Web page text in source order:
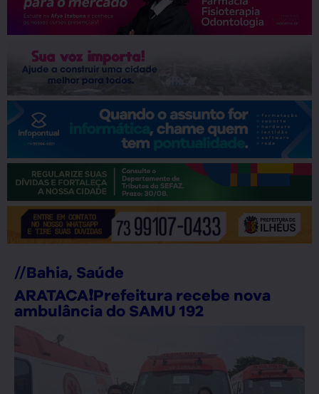
//Bahia, Saúde
ARATACA❗Prefeitura recebe nova
ambulância do SAMU 192